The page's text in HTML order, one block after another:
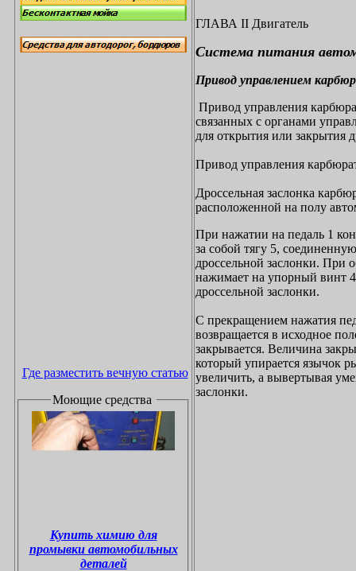
Где разместить вечную статью
Моющие средства
Купить химию для
промывки автомобильных
деталей
ГЛАВА II Двигатель
Система питания
Привод управлением
Привод управления
связанных с органами
для открытия или закрытия
Привод управления
Дроссельная заслонка
расположенной на полу
При нажатии на педаль 1
за собой тягу 5,
дроссельной заслонки. При
нажимает на упорный винт
дроссельной заслонки.
С прекращением нажатия
возвращается в исходное
закрывается. Величина
который упирается язычок
увеличить, а вывертывая
заслонки.